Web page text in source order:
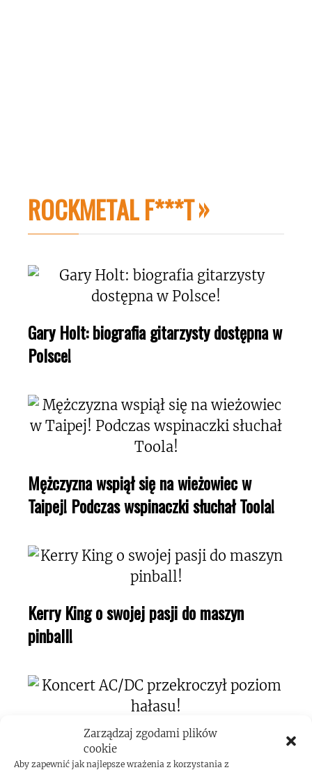
Zarządzaj zgodami plików
cookie
Aby zapewnić jak najlepsze wrażenia z korzystania z
ROCKMETAL F***T
Gary Holt: biografia gitarzysty dostępna w
Polsce!
Mężczyzna wspiął się na wieżowiec w
Taipej! Podczas wspinaczki słuchał Toola!
Kerry King o swojej pasji do maszyn
pinball!
Koncert AC/DC przekroczył poziom